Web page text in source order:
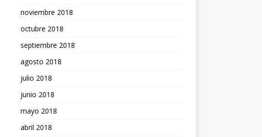
noviembre 2018
octubre 2018
septiembre 2018
agosto 2018
julio 2018
junio 2018
mayo 2018
abril 2018